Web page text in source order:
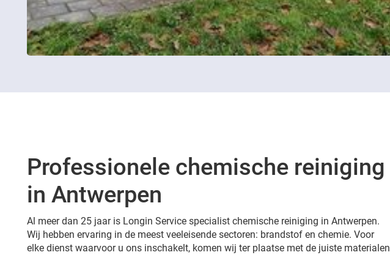
Professionele chemische reiniging
in Antwerpen
Al meer dan 25 jaar is Longin Service specialist chemische reiniging in Antwerpen.
Wij hebben ervaring in de meest veeleisende sectoren: brandstof en chemie. Voor
elke dienst waarvoor u ons inschakelt, komen wij ter plaatse met de juiste materialen